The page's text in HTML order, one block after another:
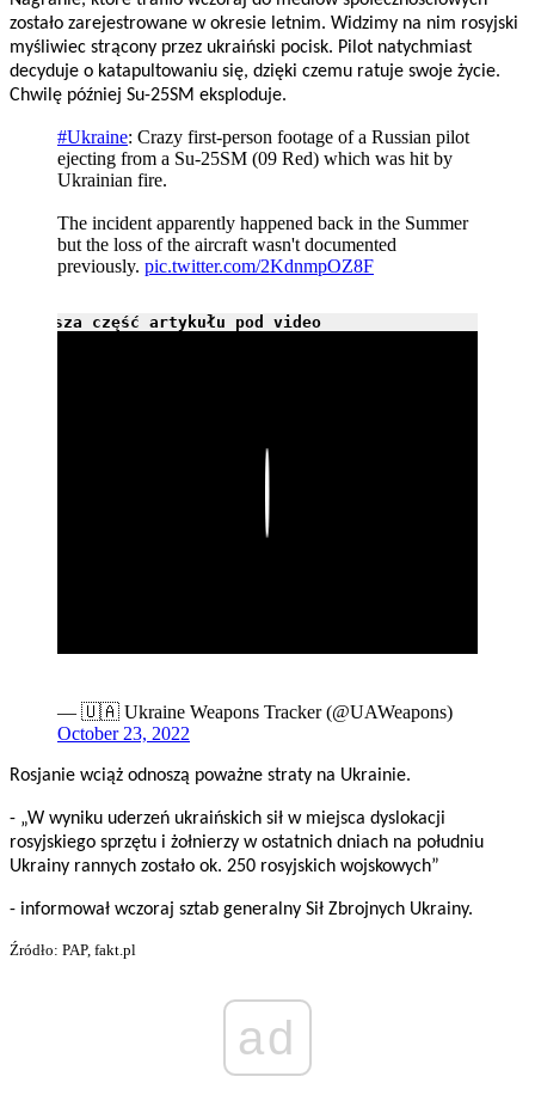
zostało zarejestrowane w okresie letnim. Widzimy na nim rosyjski
myśliwiec strącony przez ukraiński pocisk. Pilot natychmiast
decyduje o katapultowaniu się, dzięki czemu ratuje swoje życie.
Chwilę później Su-25SM eksploduje.
#Ukraine: Crazy first-person footage of a Russian pilot
ejecting from a Su-25SM (09 Red) which was hit by
Ukrainian fire.
The incident apparently happened back in the Summer
but the loss of the aircraft wasn't documented
previously. pic.twitter.com/2KdnmpOZ8F
Dalsza część artykułu pod video
— 🇺🇦 Ukraine Weapons Tracker (@UAWeapons)
October 23, 2022
Rosjanie wciąż odnoszą poważne straty na Ukrainie.
- „W wyniku uderzeń ukraińskich sił w miejsca dyslokacji
rosyjskiego sprzętu i żołnierzy w ostatnich dniach na południu
Ukrainy rannych zostało ok. 250 rosyjskich wojskowych”
- informował wczoraj sztab generalny Sił Zbrojnych Ukrainy.
Źródło: PAP, fakt.pl
ad